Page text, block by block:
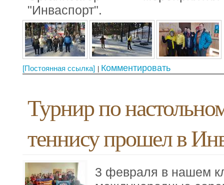
"Инваспорт".
[Постоянная ссылка] Комментировать
Турнир по
теннису прошел в
3 февраля в нашем